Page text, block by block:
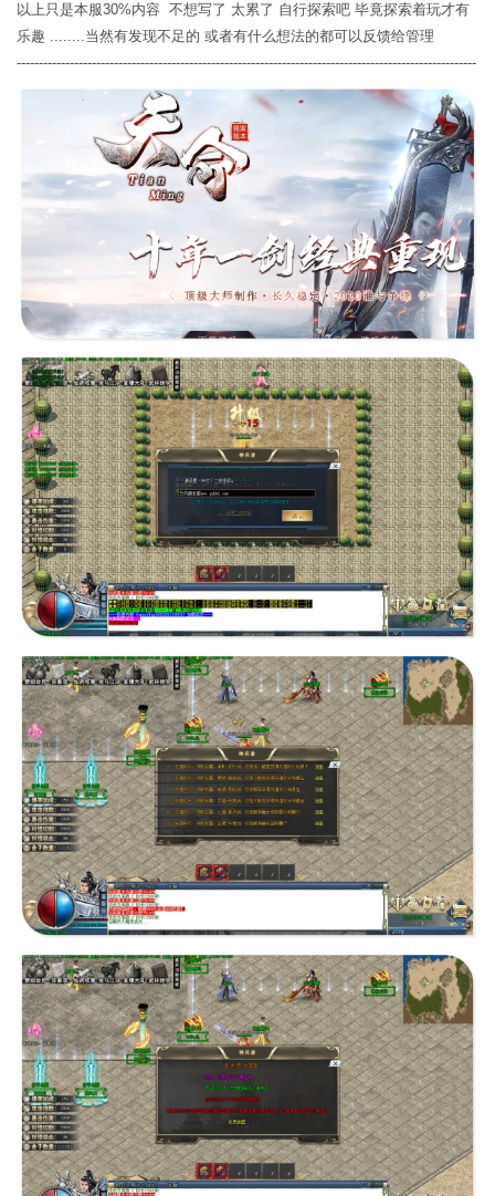
以上只是本服30%内容 不想写了 太累了 自行探索吧 毕竟探索着玩才有
乐趣 ........当然有发现不足的 或者有什么想法的都可以反馈给管理
--------------------------------------------------------------------------------------------------------